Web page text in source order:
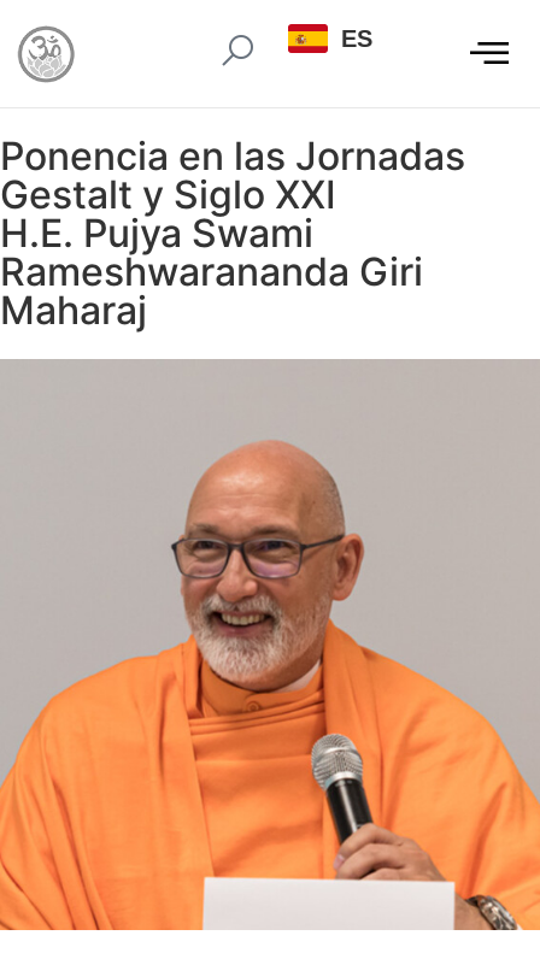
ES
Ponencia en las Jornadas
Gestalt y Siglo XXI
H.E. Pujya Swami
Rameshwarananda Giri
Maharaj